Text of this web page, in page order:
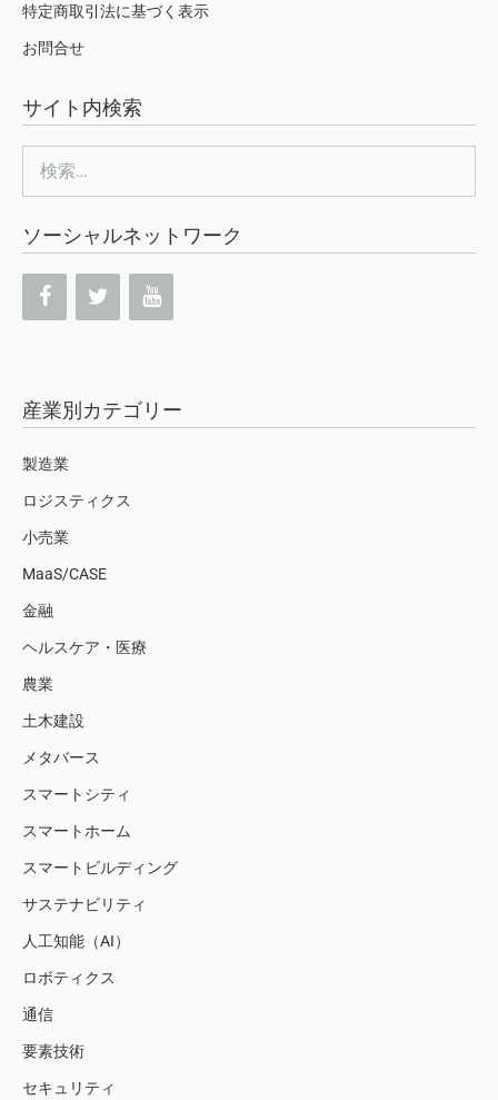
特定商取引法に基づく表示
お問合せ
サイト内検索
索:
ソーシャルネットワーク
産業別カテゴリー
製造業
ロジスティクス
小売業
MaaS/CASE
金融
ヘルスケア・医療
農業
土木建設
メタバース
スマートシティ
スマートホーム
スマートビルディング
サステナビリティ
人工知能（AI）
ロボティクス
通信
要素技術
セキュリティ